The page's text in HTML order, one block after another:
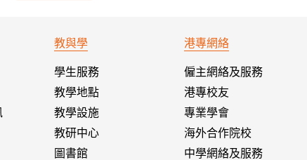
教與學
學生服務
教學地點
教學設施
教研中心
圖書館
港專網絡
僱主網絡及服務
港專校友
專業學會
海外合作院校
中學網絡及服務